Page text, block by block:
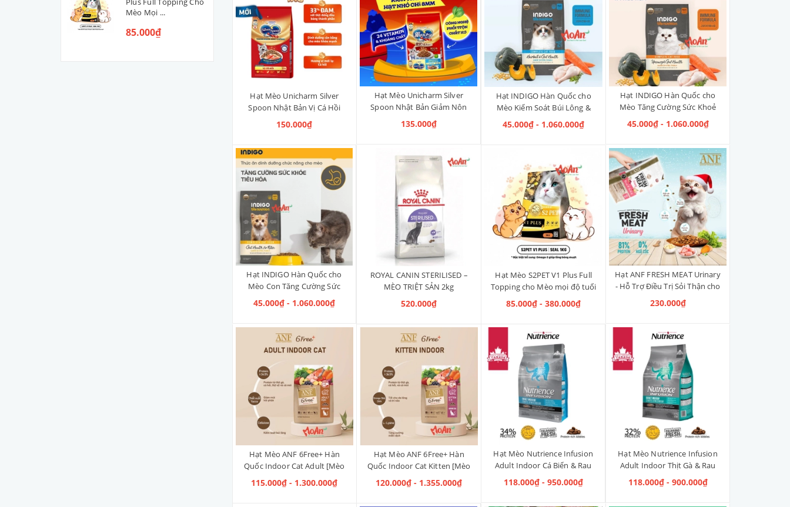
Hạt Mèo Unicharm Silver
Spoon Nhật Bản Vị Cá Hồi
1kg
150.000₫
Hạt Mèo Unicharm Silver
Spoon Nhật Bản Giảm Nôn
Trớ Vị Cá Ngừ 800g
135.000₫
Hạt INDIGO Hàn Quốc cho
Mèo Kiểm Soát Búi Lông &
Tăng Cường Sức Khoẻ Tiêu
45.000₫ - 1.060.000₫
Hạt INDIGO Hàn Quốc cho
Mèo Tăng Cường Sức Khoẻ
Tiết Niệu & Tiêu Hoá
45.000₫ - 1.060.000₫
Hạt INDIGO Hàn Quốc cho
Mèo Con Tăng Cường Sức
Khoẻ Tiêu Hoá
45.000₫ - 1.060.000₫
ROYAL CANIN STERILISED –
MÈO TRIỆT SẢN 2kg
520.000₫
Hạt Mèo S2PET V1 Plus Full
Topping cho Mèo mọi độ tuổi
85.000₫ - 380.000₫
Hạt ANF FRESH MEAT Urinary
- Hỗ Trợ Điều Trị Sỏi Thận cho
Mèo 1.6kg
230.000₫
Hạt Mèo ANF 6Free+ Hàn
Quốc Indoor Cat Adult [Mèo
Trưởng Thành]
115.000₫ - 1.300.000₫
Hạt Mèo ANF 6Free+ Hàn
Quốc Indoor Cat Kitten [Mèo
Con]
120.000₫ - 1.355.000₫
Hạt Mèo Nutrience Infusion
Adult Indoor Cá Biển & Rau
Củ Quả
118.000₫ - 950.000₫
Hạt Mèo Nutrience Infusion
Adult Indoor Thịt Gà & Rau
Củ Quả
118.000₫ - 900.000₫
HELLO CAT
SNAPPY TOM
Mèo Mọi ...
85.000₫